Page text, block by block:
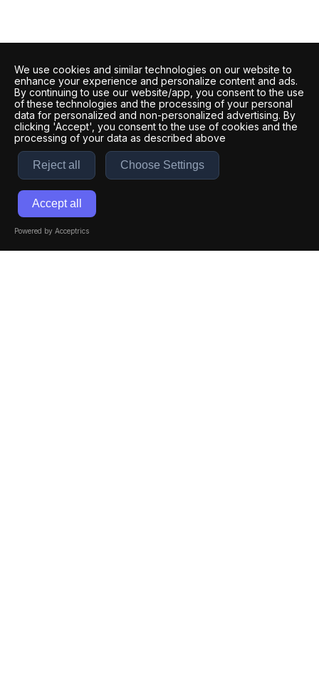
We use cookies and similar technologies on our website to
enhance your experience and personalize content and ads.
By continuing to use our website/app, you consent to the use
of these technologies and the processing of your personal
data for personalized and non-personalized advertising. By
clicking 'Accept', you consent to the use of cookies and the
processing of your data as described above
Reject all Choose Settings
Accept all
Powered by Acceptrics